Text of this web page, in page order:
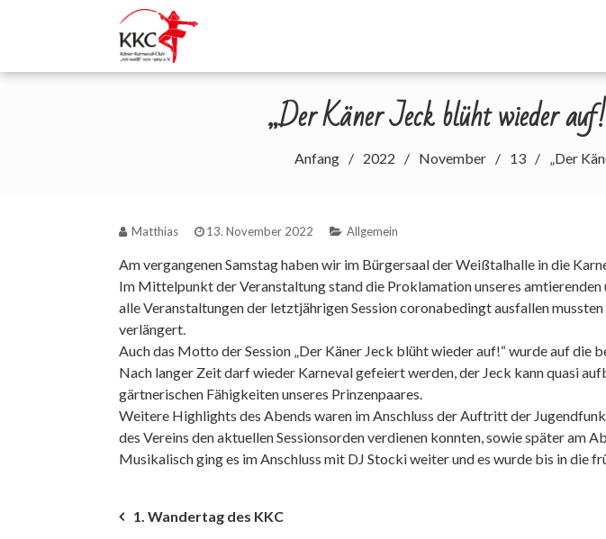
„Der Käner Jeck blüht wieder
Anfang 2022 November 13 „Der
Matthias 13. November 2022 Allgemein
Am vergangenen Samstag haben wir im Bürgersaal der Weißtalhalle in die
Im Mittelpunkt der Veranstaltung stand die Proklamation unseres
alle Veranstaltungen der letztjährigen Session coronabedingt ausfallen
verlängert.
Auch das Motto der Session „Der Käner Jeck blüht wieder auf!“ wurde auf
Nach langer Zeit darf wieder Karneval gefeiert werden, der Jeck kann quasi
gärtnerischen Fähigkeiten unseres Prinzenpaares.
Weitere Highlights des Abends waren im Anschluss der Auftritt der
des Vereins den aktuellen Sessionsorden verdienen konnten, sowie später am
Musikalisch ging es im Anschluss mit DJ Stocki weiter und es wurde bis in
Beitragsnavigation
1. Wandertag des KKC